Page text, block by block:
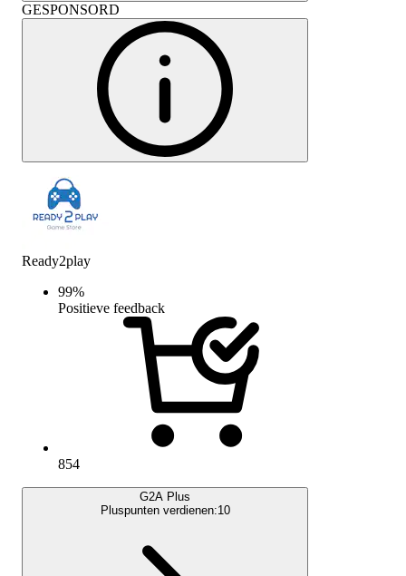
GESPONSORD
Ready2play
99%
Positieve feedback
854
G2A Plus
Pluspunten verdienen:10